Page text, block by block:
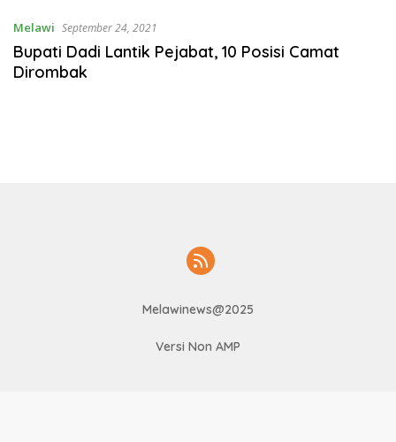
Melawi September 24, 2021
Bupati Dadi Lantik Pejabat, 10 Posisi Camat
Dirombak
Melawinews@2025
Versi Non AMP